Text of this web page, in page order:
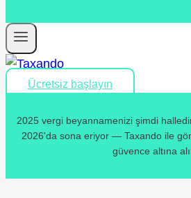
Ücretsiz başlayın
2025 vergi beyannamenizi şimdi
2026'da sona eriyor — Taxando ile
güvence altına